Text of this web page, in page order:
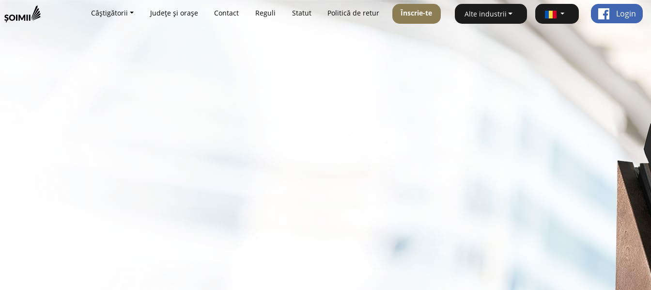
Câștigătorii Județe și orașe Contact Reguli Statut Politică de retur Înscrie-te Alte industrii Login